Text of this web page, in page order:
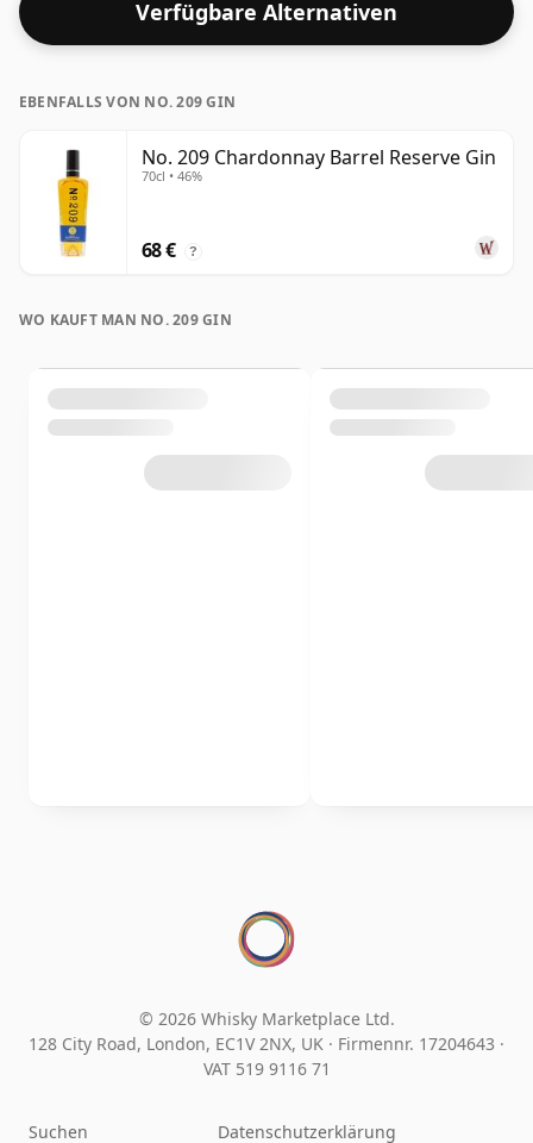
Verfügbare Alternativen
EBENFALLS VON NO. 209 GIN
No. 209 Chardonnay Barrel Reserve Gin
70cl • 46%
68 € ?
WO KAUFT MAN NO. 209 GIN
© 2026 Whisky Marketplace Ltd.
128 City Road, London, EC1V 2NX, UK · Firmennr. 17204643 ·
VAT 519 9116 71
Suchen Datenschutzerklärung